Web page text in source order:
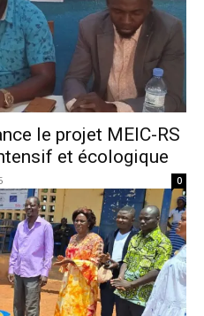
le projet MEIC-RS
et écologique
0